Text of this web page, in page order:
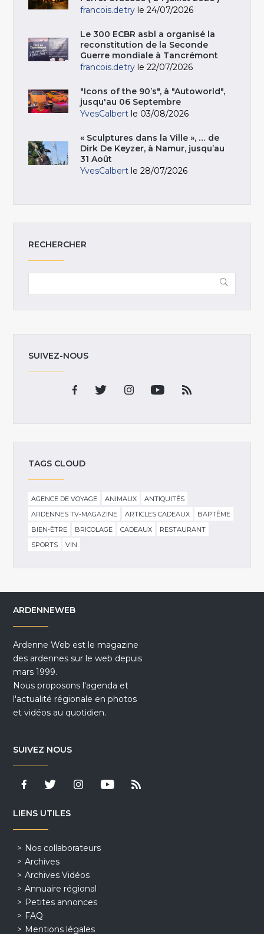
francois.detry le 24/07/2026
Le 300 ECBR asbl a organisé la
reconstitution de la Seconde
Guerre mondiale à Tancrémont
francois.detry le 22/07/2026
"Icons of the 90’s", à "Autoworld",
jusqu'au 06 Septembre
YvesCalbert le 03/08/2026
« Sculptures dans la Ville », … de
Dirk De Keyzer, à Namur, jusqu’au
31 Août
YvesCalbert le 28/07/2026
RECHERCHER
SUIVEZ-NOUS
TAGS CLOUD
AGENCE DE VOYAGE ANIMAUX
ANTIQUITÉS
ARDENNES TV-MAGAZINE
ARTICLES CADEAUX
BAPTÊME
BIEN-ÊTRE
BRICOLAGE CADEAUX
RESTAURANT
SPORTS
VIN
ARDENNEWEB
Ardenne Web est le magazine
des ardennes sur le web depuis
mars 1999.
Nous proposons l'agenda et
l'actualité régionale en photos
et vidéos au quotidien.
SUIVEZ NOUS
LIENS UTILES
Nos collaborateurs
Archives
Archives Vidéos
Annuaire régional
Petites annonces
FAQ
Mentions légales